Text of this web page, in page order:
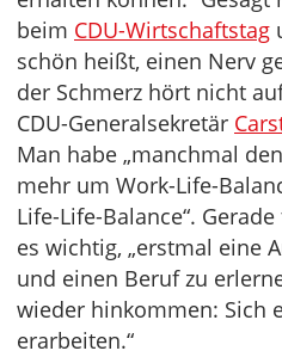
beim CDU-Wirtschaftstag
schön heißt, einen Nerv
der Schmerz hört nicht
CDU-Generalsekretär
Man habe „manchmal
mehr um Work-Life-
Life-Life-Balance“.
es wichtig, „erstmal eine
und einen Beruf zu
wieder hinkommen: Sich
erarbeiten.“